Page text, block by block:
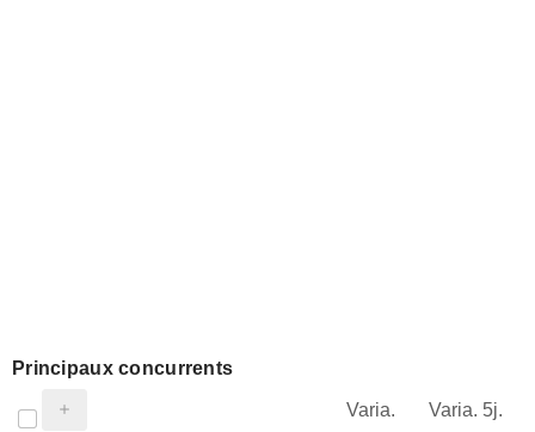
Principaux concurrents
Varia. Varia. 5j.